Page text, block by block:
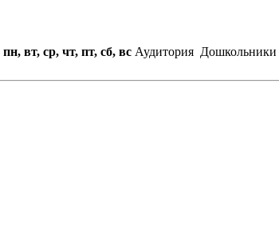
пн, вт, ср, чт, пт, сб, вс Аудитория Дошкольники